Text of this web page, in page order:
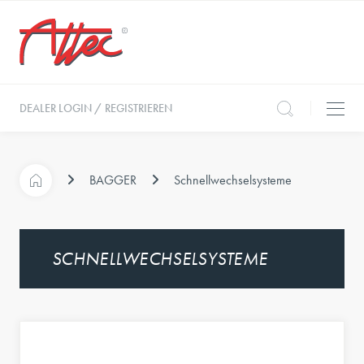
DEALER LOGIN / REGISTRIEREN
BAGGER Schnellwechselsysteme
SCHNELLWECHSELSYSTEME